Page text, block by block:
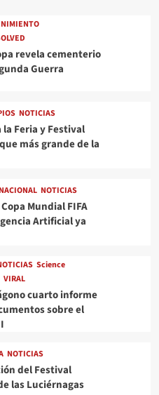
revela cementerio
Guerra
NOTICIAS
la Feria y Festival
más grande de la
NOTICIAS
Mundial FIFA
Artificial ya
Science
VIRAL
cuarto informe
sobre el
NOTICIAS
del Festival
las Luciérnagas